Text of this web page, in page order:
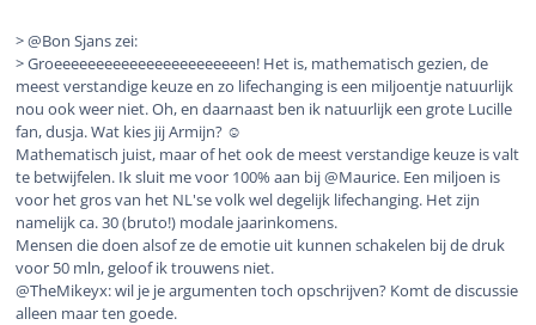
> @Bon Sjans zei:
> Groeeeeeeeeeeeeeeeeeeeeeeen! Het is, mathematisch gezien, de
meest verstandige keuze en zo lifechanging is een miljoentje natuurlijk
nou ook weer niet. Oh, en daarnaast ben ik natuurlijk een grote Lucille
fan, dusja. Wat kies jij Armijn? ☺️
Mathematisch juist, maar of het ook de meest verstandige keuze is valt
te betwijfelen. Ik sluit me voor 100% aan bij @Maurice. Een miljoen is
voor het gros van het NL'se volk wel degelijk lifechanging. Het zijn
namelijk ca. 30 (bruto!) modale jaarinkomens.
Mensen die doen alsof ze de emotie uit kunnen schakelen bij de druk
voor 50 mln, geloof ik trouwens niet.
@TheMikeyx: wil je je argumenten toch opschrijven? Komt de discussie
alleen maar ten goede.